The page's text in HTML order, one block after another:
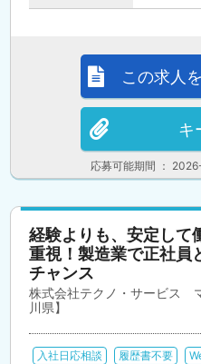
応募可能期間 ：
この求人
キ
経験よりも、安定して
重視！製造業で正社員
チャンス
株式会社テクノ・サービス
川県】
入社日応相談 履歴書不要